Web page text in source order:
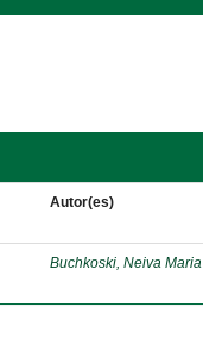
Autor(es)
Buchkoski, Neiva Maria